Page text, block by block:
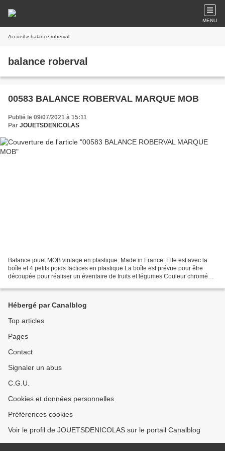
MENU
Accueil » balance roberval
balance roberval
00583 BALANCE ROBERVAL MARQUE MOB
Publié le 09/07/2021 à 15:11
Par JOUETSDENICOLAS
Balance jouet MOB vintage en plastique. Made in France. Elle est avec la
boîte et 4 petits poids factices en plastique La boîte est prévue pour être
découpée pour réaliser un éventaire de fruits et légumes Couleur chromé
Hébergé par Canalblog
Top articles
Pages
Contact
Signaler un abus
C.G.U.
Cookies et données personnelles
Préférences cookies
Voir le profil de JOUETSDENICOLAS sur le portail Canalblog